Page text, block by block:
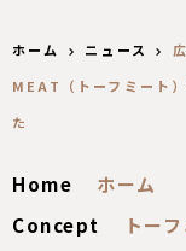
ホーム ニュース
MEAT（トーフミート
た
Home
Concept